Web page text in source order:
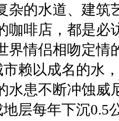
杂的水道、建筑
咖啡店，都是必
界情侣相吻定情
以成名的水，
水患不断冲蚀威
层每年下沉0.5